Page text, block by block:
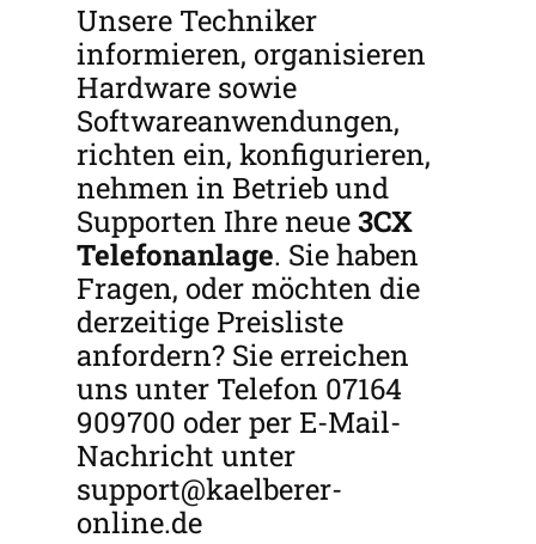
Unsere Techniker
informieren, organisieren
Hardware sowie
Softwareanwendungen,
richten ein, konfigurieren,
nehmen in Betrieb und
Supporten Ihre neue3CX
Telefonanlage. Sie haben
Fragen, oder möchten die
derzeitige Preisliste
anfordern? Sie erreichen
uns unter Telefon 07164
909700 oder per E-Mail-
Nachricht unter
support@kaelberer-
online.de